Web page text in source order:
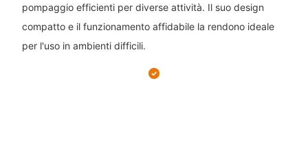
pompaggio efficienti per diverse attività. Il suo design
compatto e il funzionamento affidabile la rendono ideale
per l'uso in ambienti difficili.